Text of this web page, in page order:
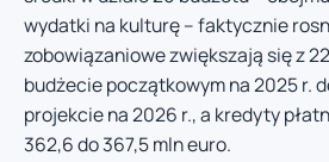
wydatki na kulturę – faktycznie
zobowiązaniowe zwiększają się z
budżecie początkowym na 2025 r.
projekcie na 2026 r., a kredyty
362,6 do 367,5 mln euro.